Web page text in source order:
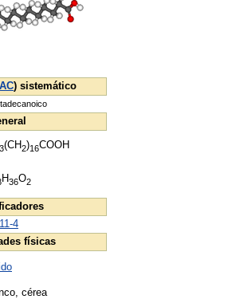
) sistemático
3(CH2)16COOH
H36O2
4
físicas
cérea